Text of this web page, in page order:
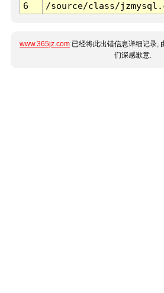
6
/source/class/
www.365jz.com 已经将此出错信息详细记录,
们深感歉意.